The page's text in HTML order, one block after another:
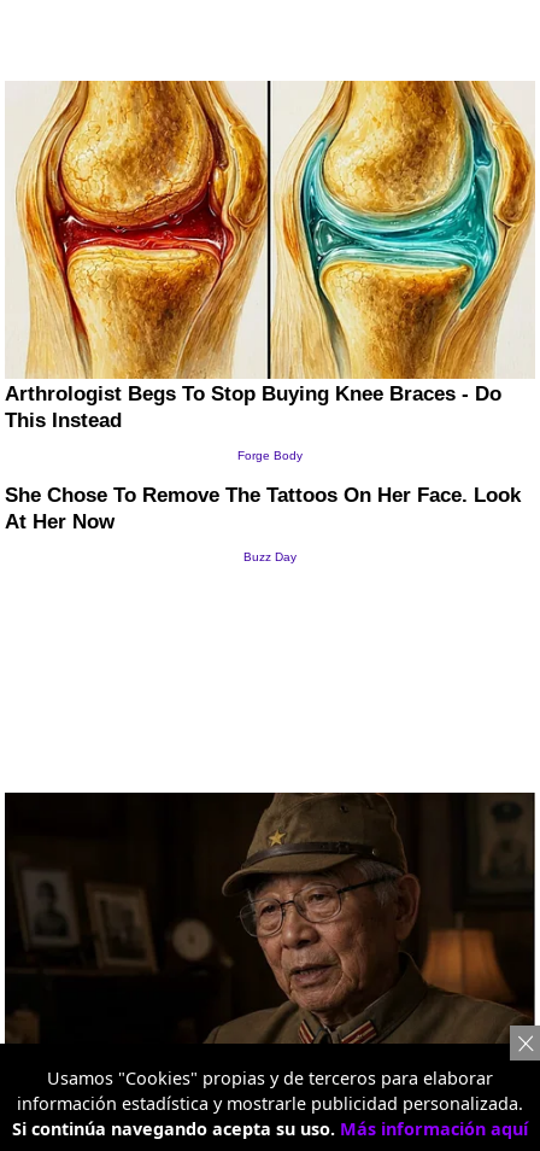
Usamos "Cookies" propias y de terceros para elaborar
información estadística y mostrarle publicidad personalizada.
Si continúa navegando acepta su uso. Más información aquí